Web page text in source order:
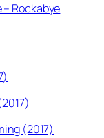
Rockabye
(2017)